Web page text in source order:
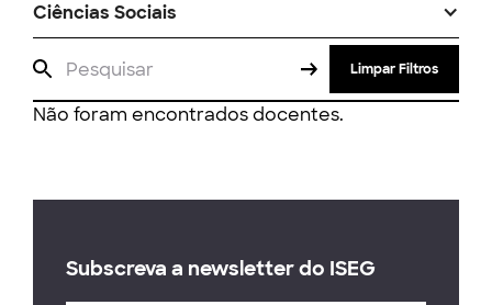
Ciências Sociais
Limpar Filtros
Não foram encontrados docentes.
Subscreva a newsletter do ISEG